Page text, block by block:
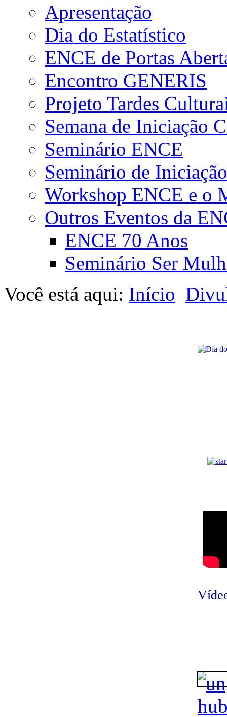
Apresentação
Dia do Estatístico
ENCE de Portas
Encontro GENERIS
Projeto Tardes
Semana de Iniciação
Seminário ENCE
Seminário de
Workshop ENCE e o
Outros Eventos da
ENCE 70 Anos
Seminário Ser
Você está aqui: Início